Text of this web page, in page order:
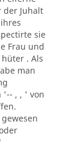
der Juhalt
sie
Frau und
. Als
man
'-- , , ' von